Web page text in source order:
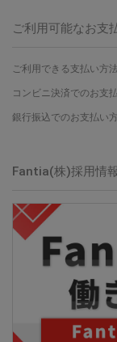
ご利用可能なお支
ご利用できる支払い方
コンビニ決済でのお支
銀行振込でのお支払い
Fantia(株)採用情報